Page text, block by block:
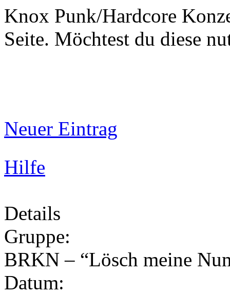
Knox Punk/Hardcore
Seite. Möchtest du diese
Neuer Eintrag
Hilfe
Details
Gruppe:
BRKN – “Lösch meine
Datum: